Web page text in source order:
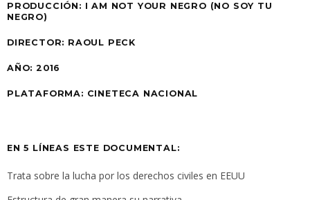
PRODUCCIÓN: I AM NOT YOUR NEGRO (NO SOY TU
NEGRO)
DIRECTOR: RAOUL PECK
AÑO: 2016
PLATAFORMA: CINETECA NACIONAL
EN 5 LÍNEAS ESTE DOCUMENTAL:
Trata sobre la lucha por los derechos civiles en EEUU